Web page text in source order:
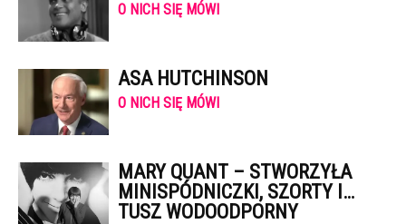
O NICH SIĘ MÓWI
ASA HUTCHINSON
O NICH SIĘ MÓWI
MARY QUANT – STWORZYŁA
MINISPÓDNICZKI, SZORTY I…
TUSZ WODOODPORNY